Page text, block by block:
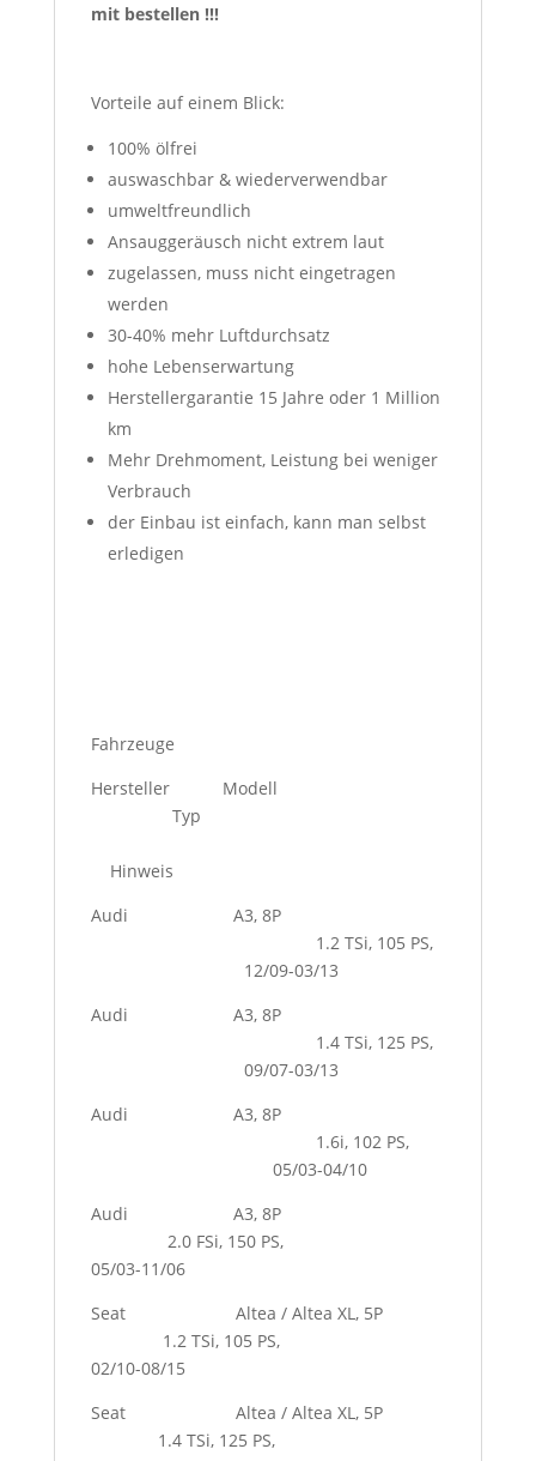
mit bestellen !!!
Vorteile auf einem Blick:
100% ölfrei
auswaschbar & wiederverwendbar
umweltfreundlich
Ansauggeräusch nicht extrem laut
zugelassen, muss nicht eingetragen
werden
30-40% mehr Luftdurchsatz
hohe Lebenserwartung
Herstellergarantie 15 Jahre oder 1 Million
km
Mehr Drehmoment, Leistung bei weniger
Verbrauch
der Einbau ist einfach, kann man selbst
erledigen
Fahrzeuge
Hersteller Modell
Typ
Hinweis
Audi A3, 8P
1.2 TSi, 105 PS,
12/09-03/13
Audi A3, 8P
1.4 TSi, 125 PS,
09/07-03/13
Audi A3, 8P
1.6i, 102 PS,
05/03-04/10
Audi A3, 8P
2.0 FSi, 150 PS,
05/03-11/06
Seat Altea / Altea XL, 5P
1.2 TSi, 105 PS,
02/10-08/15
Seat Altea / Altea XL, 5P
1.4 TSi, 125 PS,